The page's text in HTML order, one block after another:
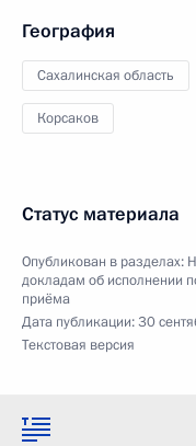
География
Сахалинская область
Корсаков
Статус материала
Опубликован в разделах:
докладам об исполнении
приёма
Дата публикации:30
Текстовая версия